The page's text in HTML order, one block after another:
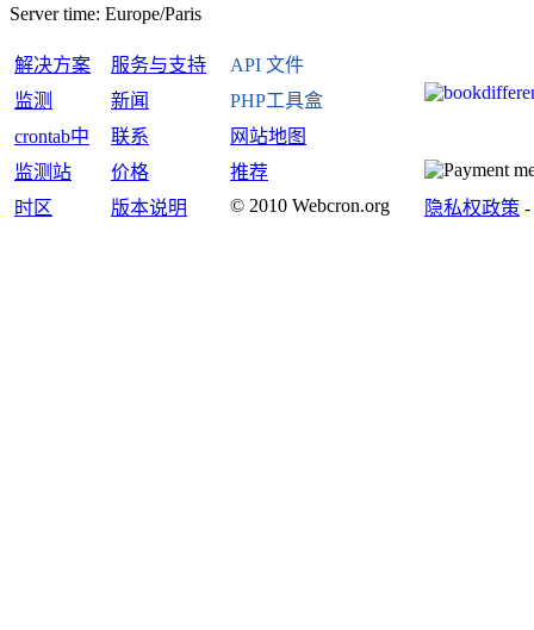
Server time: Europe/Paris
解决方案 服务与支持
API 文件
监测
新闻
PHP工具盒
crontab中
联系
网站地图
监测站
价格
推荐
时区
版本说明 © 2010 Webcron.org 隐私权政策 -